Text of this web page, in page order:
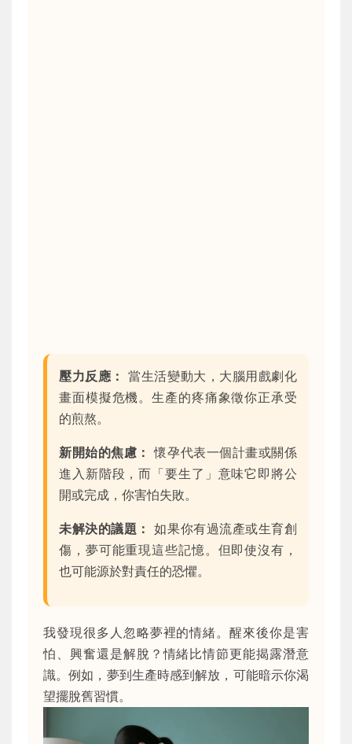
壓力反應： 當生活變動大，大腦用戲劇化
畫面模擬危機。生產的疼痛象徵你正承受
的煎熬。
新開始的焦慮： 懷孕代表一個計畫或關係
進入新階段，而「要生了」意味它即將公
開或完成，你害怕失敗。
未解決的議題： 如果你有過流產或生育創
傷，夢可能重現這些記憶。但即使沒有，
也可能源於對責任的恐懼。
我發現很多人忽略夢裡的情緒。醒來後你是害
怕、興奮還是解脫？情緒比情節更能揭露潛意
識。例如，夢到生產時感到解放，可能暗示你渴
望擺脫舊習慣。